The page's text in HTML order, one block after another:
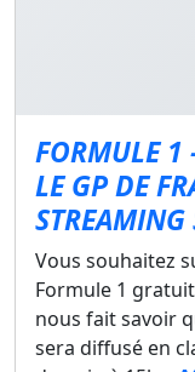
FORMULE 1
LE GP DE
STREAMING
Vous souhaitez
Formule 1
nous fait savoir
sera diffusé en